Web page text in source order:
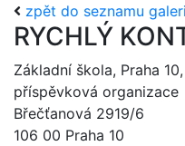
zpět do seznamu
RYCHLÝ
Základní škola, Praha
příspěvková organizace
Břečťanová 2919/6
106 00 Praha 10